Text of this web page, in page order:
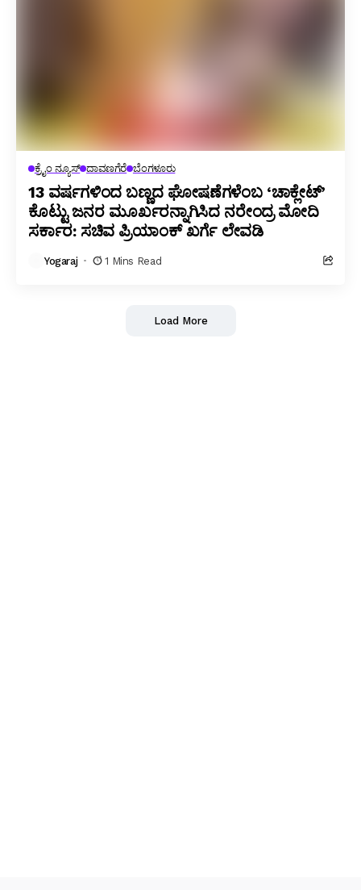
ಕ್ರೈಂ ನ್ಯೂಸ್ ದಾವಣಗೆರೆ ಬೆಂಗಳೂರು
13 ವರ್ಷಗಳಿಂದ ಬಣ್ಣದ ಘೋಷಣೆಗಳೆಂಬ ‘ಚಾಕ್ಲೇಟ್’
ಕೊಟ್ಟು ಜನರ ಮೂರ್ಖರನ್ನಾಗಿಸಿದ ನರೇಂದ್ರ ಮೋದಿ
ಸರ್ಕಾರ: ಸಚಿವ ಪ್ರಿಯಾಂಕ್ ಖರ್ಗೆ ಲೇವಡಿ
Yogaraj 1 Mins Read
Load More